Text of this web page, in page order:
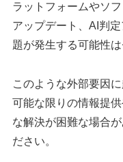
ラットフォームやソ
アップデート、AI判
題が発生する可能性
このような外部要因
可能な限りの情報提
な解決が困難な場合
ださい。